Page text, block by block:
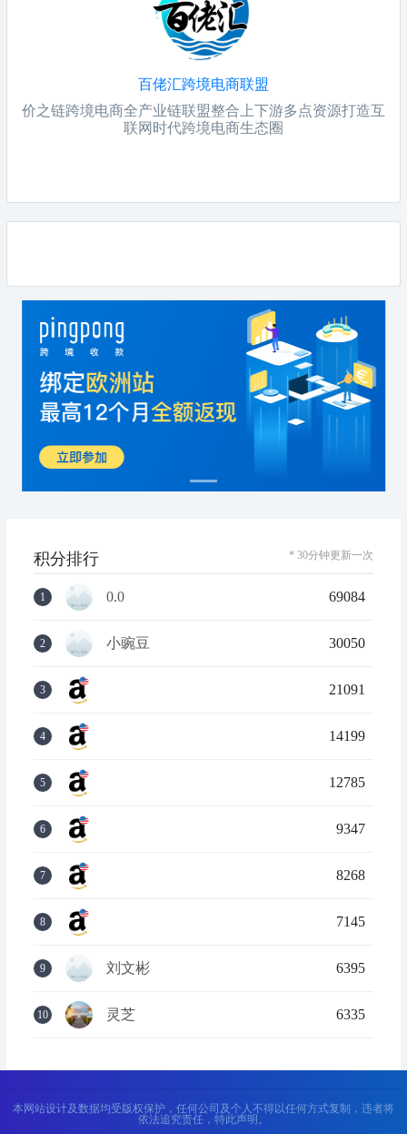
百佬汇跨境电商联盟
价之链跨境电商全产业链联盟整合上下游多点资源打造互
联网时代跨境电商生态圈
积分排行 * 30分钟更新一次
1 0.0 69084
2 小豌豆 30050
3 21091
4 14199
5 12785
6 9347
7 8268
8 7145
9 刘文彬 6395
10 灵芝 6335
本网站设计及数据均受版权保护，任何公司及个人不得以任何方式复制，违者将
依法追究责任，特此声明。